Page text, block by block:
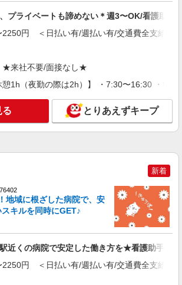
時給1600円〜2250円 ＜日払い有/週払い有/交
費全支給(ガソリン代含む)＞
詳細を見る
2024383
NEW
新守谷駅＞元気も、プライベートも諦めな
時給1600円〜2250円 ＜日払い有/週払い有/交
詳細を見る
NEW
谷駅すぐ★病院でお掃除/食事の配膳など
激募★
プライベートも諦めない＊週3〜OK/看護助手
2250円 ＜日払い有/週払い有/交通費全支給(ガ
★来社不要/面接なし★
憩1h（夜勤の際は2h）】 ・7:30〜16:30 ・
る とりあえずキープ
新着
地域に根ざした病院で、安
キルを同時にGET♪
近くの病院で安定した働き方を★看護助手♪
2250円 ＜日払い有/週払い有/交通費全支給(ガ